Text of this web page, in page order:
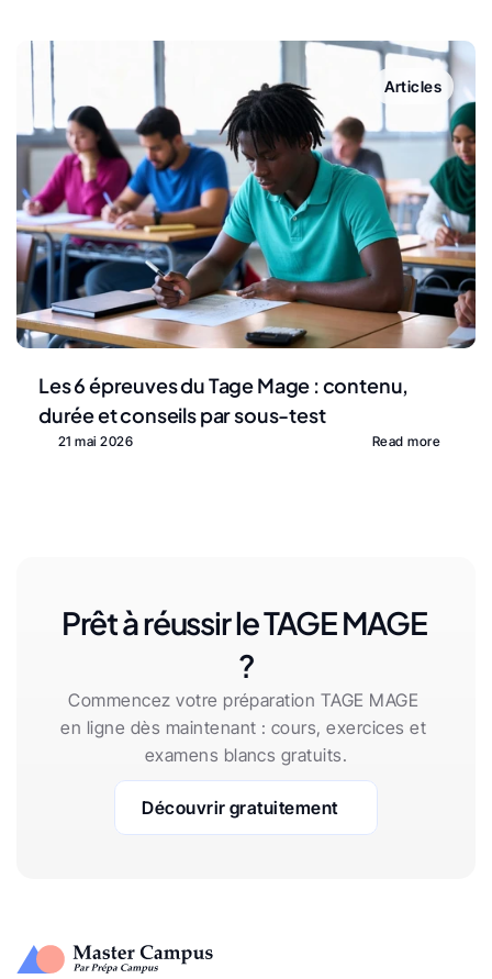
Articles
Les 6 épreuves du Tage Mage : contenu,
durée et conseils par sous-test
21 mai 2026 Read more
Prêt à réussir le TAGE MAGE
?
Commencez votre préparation TAGE MAGE
en ligne dès maintenant : cours, exercices et
examens blancs gratuits.
Découvrir gratuitement